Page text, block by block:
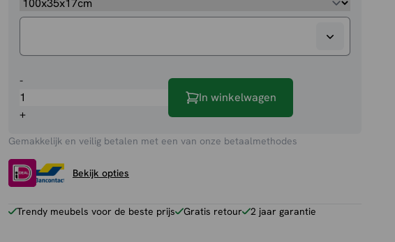
-Kapstok
Colin
aantal
+
In winkelwagen
Gemakkelijk en veilig betalen met een van onze betaalmethodes
Bekijk opties
Trendy meubels voor de beste prijs Gratis retour 2 jaar garantie